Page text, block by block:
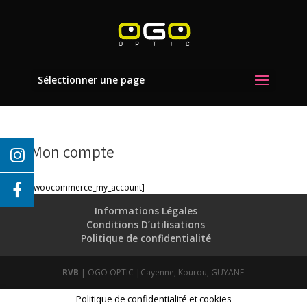
Sélectionner une page
Mon compte
[woocommerce_my_account]
Informations Légales
Conditions D’utilisations
Politique de confidentialité
RVB | OGO OPTIC |Cayenne, Kourou, GUYANE
Politique de confidentialité et cookies